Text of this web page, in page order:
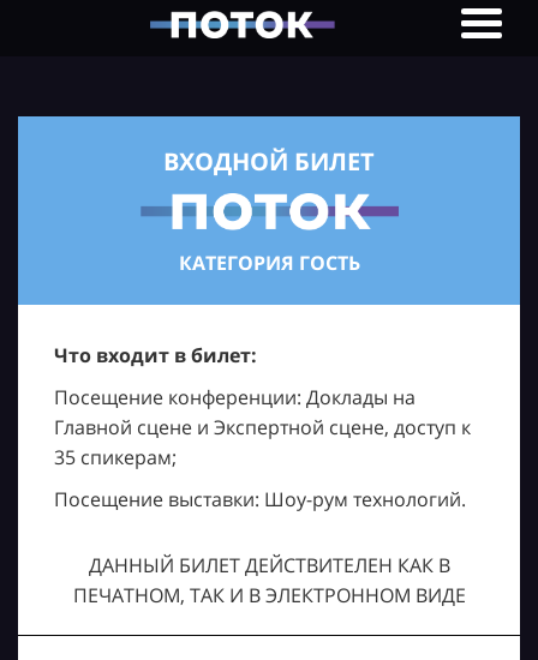
ВХОДНОЙ БИЛЕТ
КАТЕГОРИЯ ГОСТЬ
Что входит в билет:
Посещение конференции: Доклады на
Главной сцене и Экспертной сцене, доступ к
35 спикерам;
Посещение выставки: Шоу-рум технологий.
ДАННЫЙ БИЛЕТ ДЕЙСТВИТЕЛЕН КАК В
ПЕЧАТНОМ, ТАК И В ЭЛЕКТРОННОМ ВИДЕ